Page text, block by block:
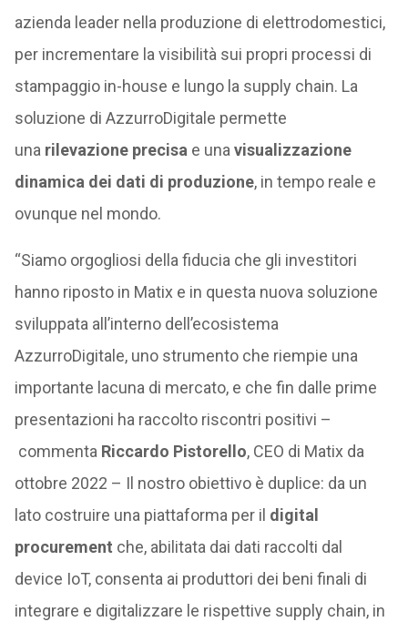
azienda leader nella produzione di elettrodomestici,
per incrementare la visibilità sui propri processi di
stampaggio in-house e lungo la supply chain. La
soluzione di AzzurroDigitale permette
una rilevazione precisa e una visualizzazione
dinamica dei dati di produzione, in tempo reale e
ovunque nel mondo.
“Siamo orgogliosi della fiducia che gli investitori
hanno riposto in Matix e in questa nuova soluzione
sviluppata all’interno dell’ecosistema
AzzurroDigitale, uno strumento che riempie una
importante lacuna di mercato, e che fin dalle prime
presentazioni ha raccolto riscontri positivi –
commenta Riccardo Pistorello, CEO di Matix da
ottobre 2022 – Il nostro obiettivo è duplice: da un
lato costruire una piattaforma per il digital
procurement che, abilitata dai dati raccolti dal
device IoT, consenta ai produttori dei beni finali di
integrare e digitalizzare le rispettive supply chain, in